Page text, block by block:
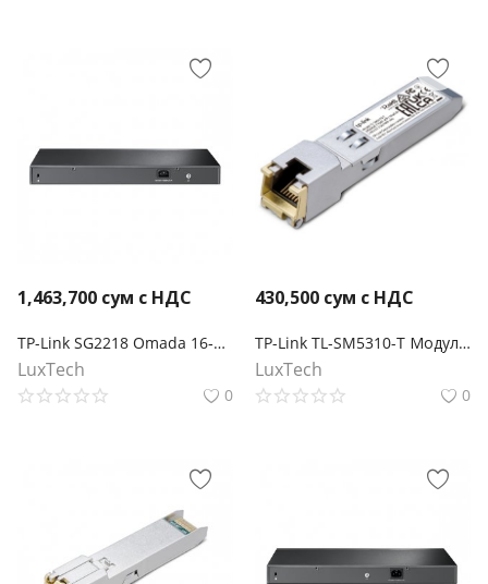
1,463,700 сум с НДС
TP-Link SG2218 Omada 16‑портовый гигабитный управляемый коммутатор Smart с 2 SFP‑слотами
LuxTech
0
430,500 сум с НДС
TP-Link TL-SM5310-T Модуль SFP+ 10GBASE-T RJ45
LuxTech
0